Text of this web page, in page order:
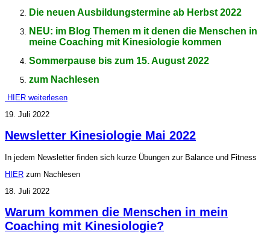
Die neuen Ausbildungstermine ab Herbst 2022
NEU: im Blog Themen m it denen die Menschen in
meine Coaching mit Kinesiologie kommen
Sommerpause bis zum 15. August 2022
zum Nachlesen
HIER weiterlesen
19. Juli 2022
Newsletter Kinesiologie Mai 2022
In jedem Newsletter finden sich kurze Übungen zur Balance und Fitness
HIER zum Nachlesen
18. Juli 2022
Warum kommen die Menschen in mein
Coaching mit Kinesiologie?